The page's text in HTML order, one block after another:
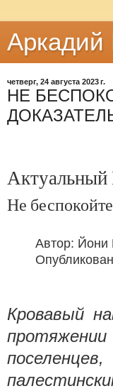
Аркадий
четверг, 24 августа 2023 г.
НЕ
Не
Автор: Йони
Кровавый